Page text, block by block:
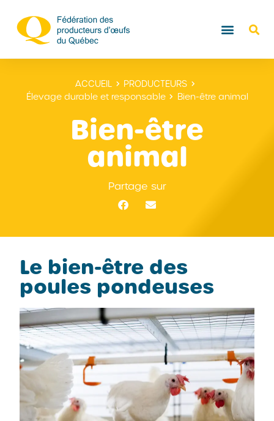
ACCUEIL
PRODUCTEURS
Élevage durable et responsable
Bien-être animal
Bien-être
animal
Partage sur
Le bien-être des
poules pondeuses